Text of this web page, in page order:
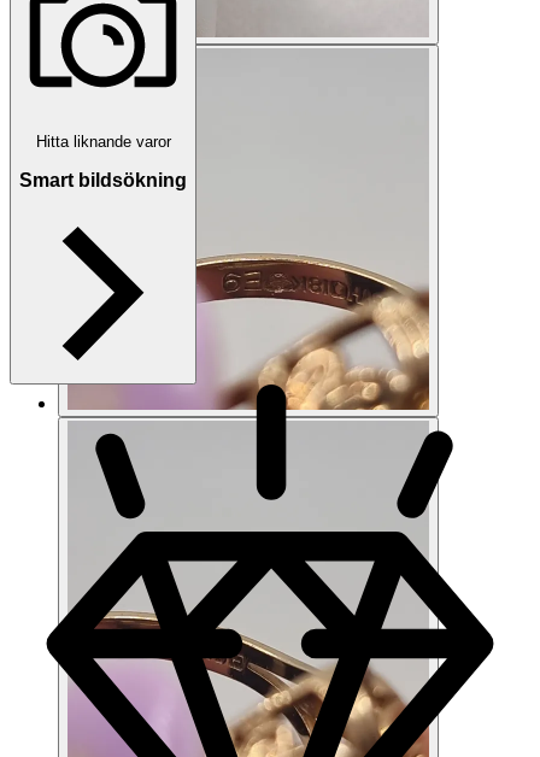
Hitta liknande varor
Smart bildsökning